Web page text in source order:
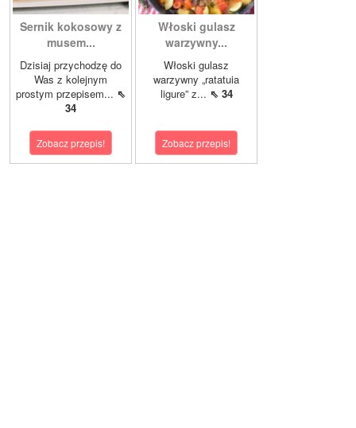
Sernik kokosowy z
musem...
Dzisiaj przychodzę do
Was z kolejnym
prostym przepisem... ⇖
34
Zobacz przepis!
Włoski gulasz
warzywny...
Włoski gulasz
warzywny „ratatuia
ligure” z... ⇖ 34
Zobacz przepis!